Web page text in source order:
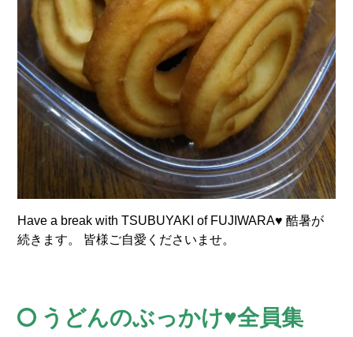
Have a break with TSUBUYAKI of FUJIWARA♥ 酷暑が
続きます。 皆様ご自愛くださいませ。
うどんのぶっかけ♥全員集